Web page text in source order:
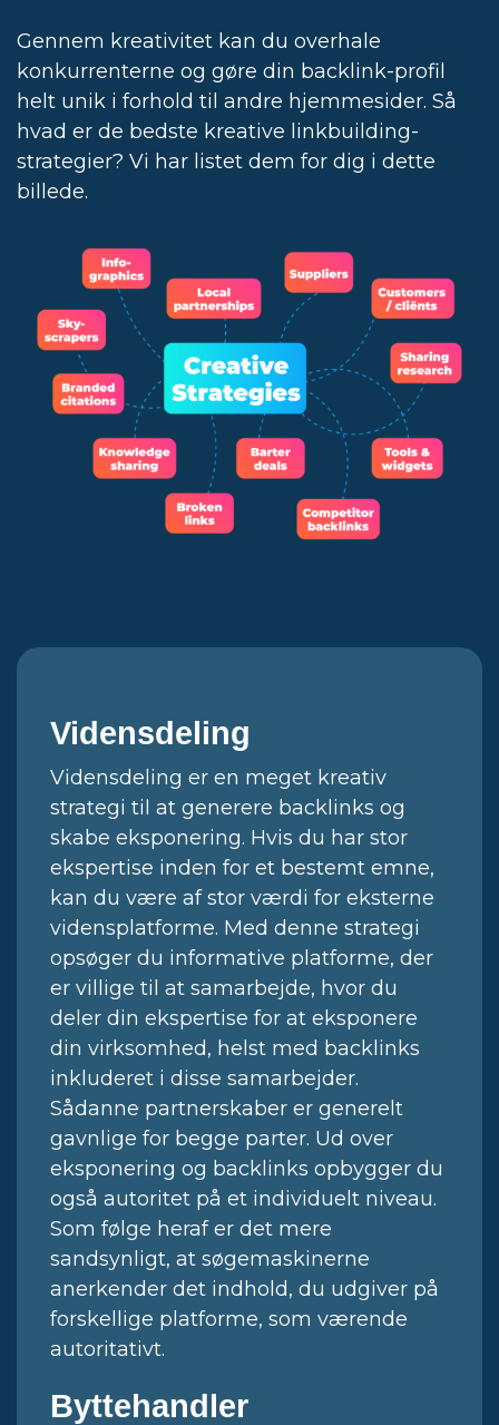
Gennem kreativitet kan du overhale
konkurrenterne og gøre din backlink-profil
helt unik i forhold til andre hjemmesider. Så
hvad er de bedste kreative linkbuilding-
strategier? Vi har listet dem for dig i dette
billede.
Vidensdeling
Vidensdeling er en meget kreativ
strategi til at generere backlinks og
skabe eksponering. Hvis du har stor
ekspertise inden for et bestemt emne,
kan du være af stor værdi for eksterne
vidensplatforme. Med denne strategi
opsøger du informative platforme, der
er villige til at samarbejde, hvor du
deler din ekspertise for at eksponere
din virksomhed, helst med backlinks
inkluderet i disse samarbejder.
Sådanne partnerskaber er generelt
gavnlige for begge parter. Ud over
eksponering og backlinks opbygger du
også autoritet på et individuelt niveau.
Som følge heraf er det mere
sandsynligt, at søgemaskinerne
anerkender det indhold, du udgiver på
forskellige platforme, som værende
autoritativt.
Byttehandler